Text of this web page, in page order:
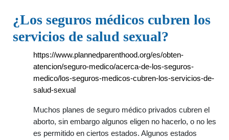
¿Los seguros médicos cubren los
servicios de salud sexual?
https://www.plannedparenthood.org/es/obten-
atencion/seguro-medico/acerca-de-los-seguros-
medico/los-seguros-medicos-cubren-los-servicios-de-
salud-sexual
Muchos planes de seguro médico privados cubren el
aborto, sin embargo algunos eligen no hacerlo, o no les
es permitido en ciertos estados. Algunos estados